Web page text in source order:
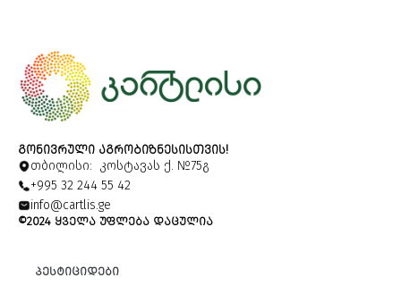
ᲒᲝᲜᲘᲕᲠᲣᲚᲘ ᲐᲒᲠᲝᲑᲘᲖᲜᲔᲡᲘᲡᲗᲕᲘᲡ!
თბილისი: კოსტავას ქ. №75გ
+995 32 244 55 42
info@cartlis.ge
©2024 ᲧᲕᲔᲚᲐ ᲣᲤᲚᲔᲑᲐ ᲓᲐᲪᲣᲚᲘᲐ
ᲞᲔᲡᲢᲘᲪᲘᲓᲔᲑᲘ